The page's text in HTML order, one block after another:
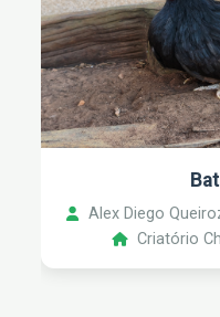
Alex Diego
Criatório